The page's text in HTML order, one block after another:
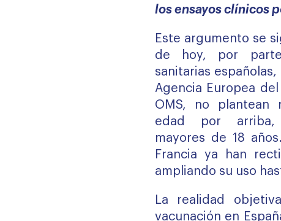
los ensayos clínicos
Este argumento se
de hoy, por
sanitarias
Agencia Europea
OMS, no plantean
edad por arriba,
mayores de 18
Francia ya han
ampliando su uso
La realidad
vacunación en